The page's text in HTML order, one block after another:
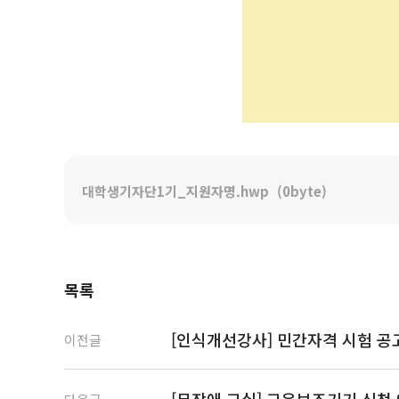
대학생기자단1기_지원자명.hwp (0byte)
목록
이전글 [인식개선강사] 민간자격 시험 공